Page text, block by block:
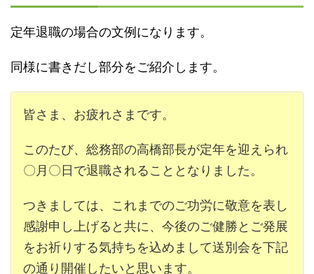
定年退職の場合の文例になります。
同様に書きだし部分をご紹介します。
皆さま、お疲れさまです。
このたび、総務部の高橋部長が定年を迎えられ
〇月〇日で退職されることとなりました。
つきましては、これまでのご功労に敬意を表し
感謝申し上げると共に、今後のご健勝とご発展
をお祈りする気持ちを込めまして送別会を下記
の通り開催したいと思います。